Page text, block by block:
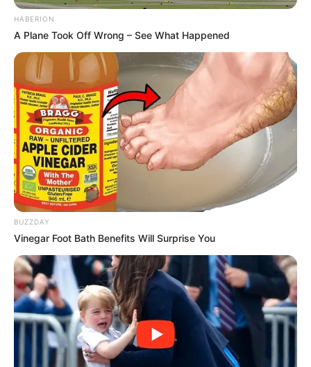
fazer velas com esse precioso ingrediente.
Materiais Necessários
Grãos de café
Velas brancas (ou parafina em barra mais
pavio)
Materiais de apoio
HABERION
A Plane Took Off Wrong – See What Happened
BUZZDAY
Vinegar Foot Bath Benefits Will Surprise You